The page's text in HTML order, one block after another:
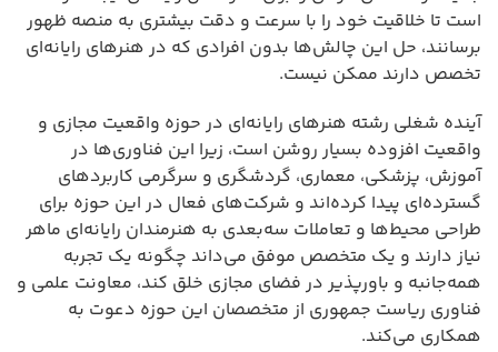
است تا خلاقیت خود را با سرعت و دقت بیشتری به منصه ظهور
برسانند، حل این چالش‌ها بدون افرادی که در هنرهای رایانه‌ای
تخصص دارند ممکن نیست.
آینده شغلی رشته هنرهای رایانه‌ای در حوزه واقعیت مجازی و
واقعیت افزوده بسیار روشن است، زیرا این فناوری‌ها در
آموزش، پزشکی، معماری، گردشگری و سرگرمی کاربردهای
گسترده‌ای پیدا کرده‌اند و شرکت‌های فعال در این حوزه برای
طراحی محیط‌ها و تعاملات سه‌بعدی به هنرمندان رایانه‌ای ماهر
نیاز دارند و یک متخصص موفق می‌داند چگونه یک تجربه
همه‌جانبه و باورپذیر در فضای مجازی خلق کند، معاونت علمی و
فناوری ریاست جمهوری از متخصصان این حوزه دعوت به
همکاری می‌کند.